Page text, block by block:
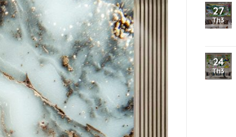
27
Th3
24
Th3